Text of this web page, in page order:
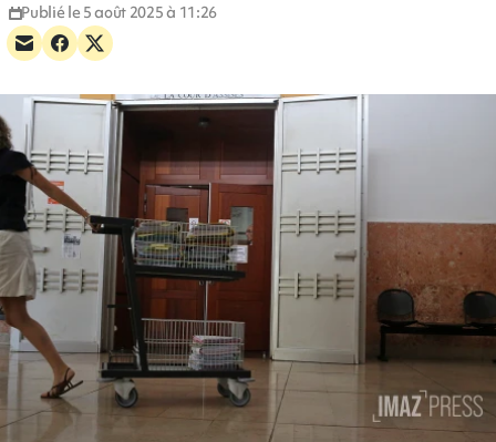
Publié le 5 août 2025 à 11:26